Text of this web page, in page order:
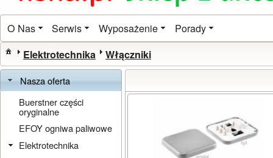
O Nas Serwis Wyposażenie Porady
Elektrotechnika Włączniki
Nasza oferta
Buerstner części
oryginalne
EFOY ogniwa paliwowe
Elektrotechnika